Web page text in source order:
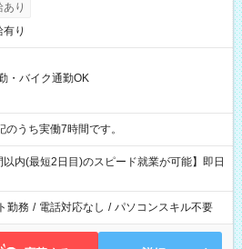
り
り
バイク通勤OK
※表記のうち実働7時間です。
以内(最短2日目)のスピード就業が可能】即日
勤務 / 電話対応なし / パソコンスキル不要